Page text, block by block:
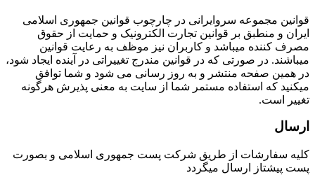
قوانین مجموعه سروایرانی در چارچوب قوانین جمهوری اسلامی
ایران و منطبق بر قوانین تجارت الکترونیک و حمایت از حقوق
مصرف کننده میباشد و کاربران نیز موظف به رعایت قوانین
میباشند. در صورتی که در قوانین مندرج تغییراتی در آینده ایجاد شود،
در همین صفحه منتشر و به روز رسانی می شود و شما توافق
میکنید که استفاده مستمر شما از سایت به معنی پذیرش هرگونه
تغییر است.
ارسال
کلیه سفارشات از طریق شرکت پست جمهوری اسلامی و بصورت
پست پیشتاز ارسال میگردد